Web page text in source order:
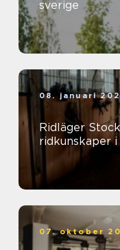
sverige
08. januari
Ridläger
ridkunskaper
07. oktober